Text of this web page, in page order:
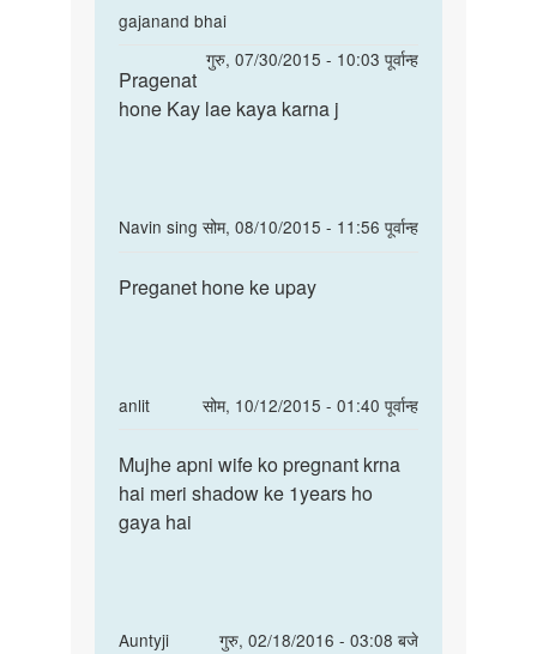
by
gajanand bhai
गुरु, 07/30/2015 - 10:03 पूर्वान्ह
In
to
mujhe
pregnant
Abdul
Pragenat
hone
Pragenat
hone Kay lae kaya karna j
Navin sing सोम, 08/10/2015 - 11:56 पूर्वान्ह
In
to
ko
by
Abdul
Preganet
Preganet hone ke upay
anlit
सोम, 10/12/2015 - 01:40 पूर्वान्ह
In
to
mujhe
apni
by
Mujhe
apni
wife
Mujhe apni wife ko pregnant krna
hai meri shadow ke 1years ho
gaya hai
Auntyji
गुरु, 02/18/2016 - 03:08 बजे
In